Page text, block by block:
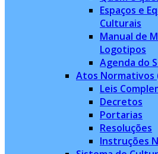
Espaços e
Culturais
Manual de
Logotipos
Agenda do
Atos Normativos
Leis
Decretos
Portarias
Resoluções
Instruções